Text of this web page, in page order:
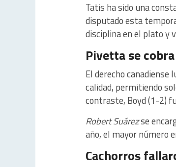
Tatis ha sido una
disputado esta
disciplina en el plato y
Pivetta se
El derecho
calidad, permitiendo
contraste, Boyd (1-2)
Robert Suárezse
año, el mayor número
Cachorros